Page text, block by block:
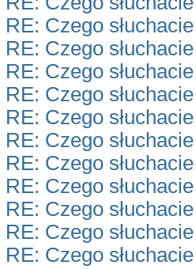
RE: Czego
RE: Czego
RE: Czego
RE: Czego
RE: Czego
RE: Czego
RE: Czego
RE: Czego
RE: Czego
RE: Czego
RE: Czego